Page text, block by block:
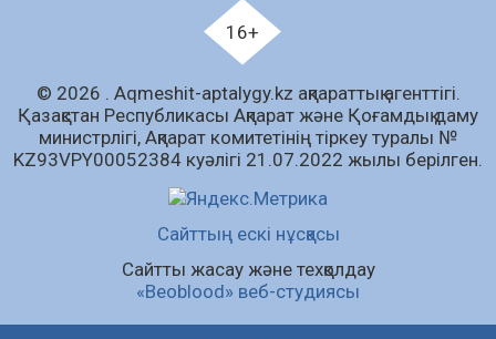
Қызылордада «Саналы ұрпақ – жарқын
болашақ» атты кеңейтілген мәжіліс өтті
Open Air: Қызылорда облысы полиция
департаменті 20 мыңнан астам көрерменнің
қауіпсіздігін қамтамасыз етті
Барлық жаңалық
16+
© 2026 . Аqmeshit-aptalygy.kz ақпараттық агенттігі.
Қазақстан Республикасы Ақпарат және Қоғамдық даму
министрлігі, Ақпарат комитетінің тіркеу туралы №
KZ93VPY00052384 куәлігі 21.07.2022 жылы берілген.
Сайттың ескі нұсқасы
Сайтты жасау және техқолдау
«Beoblood» веб-студиясы